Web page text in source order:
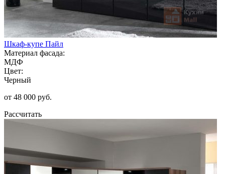
Шкаф-купе Пайл
Материал фасада:
МДФ
Цвет:
Черный
от 48 000 руб.
Рассчитать